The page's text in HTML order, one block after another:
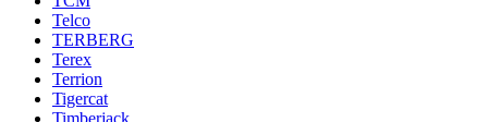
Telco
TERBERG
Terex
Terrion
Tigercat
Timberjack